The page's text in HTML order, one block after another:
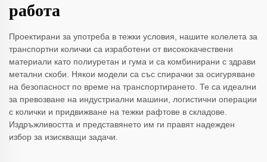
работа
Проектирани за употреба в тежки условия, нашите колелета за
транспортни колички са изработени от висококачествени
материали като полиуретан и гума и са комбинирани с здрави
метални скоби. Някои модели са със спирачки за осигуряване
на безопасност по време на транспортирането. Те са идеални
за превозване на индустриални машини, логистични операции
с колички и придвижване на тежки рафтове в складове.
Издръжливостта и представянето им ги правят надежден
избор за изискващи задачи.